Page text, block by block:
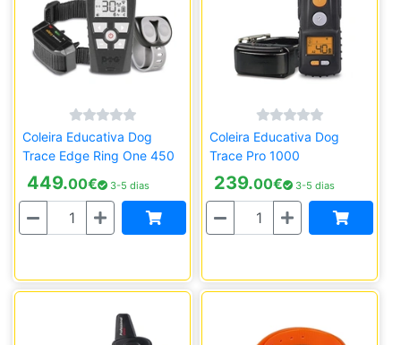
Coleira Educativa Dog
Trace Edge Ring One 450
449.00€ 3-5 dias
Quantidade
Coleira Educativa Dog
Trace Pro 1000
239.00€ 3-5 dias
Quantidade